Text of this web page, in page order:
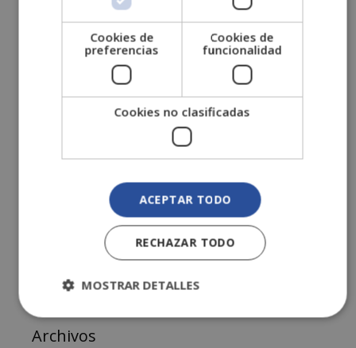
guardar grandes cantidades de información. Por
ello, gracias a la informática y las nuevas
tecnologías, las bases de datos se …Leer más
Informática y Nuevas Tecnologías
Archivos
Cookies de
preferencias
Cookies de
funcionalidad
Cookies no clasificadas
ACEPTAR TODO
RECHAZAR TODO
MOSTRAR DETALLES